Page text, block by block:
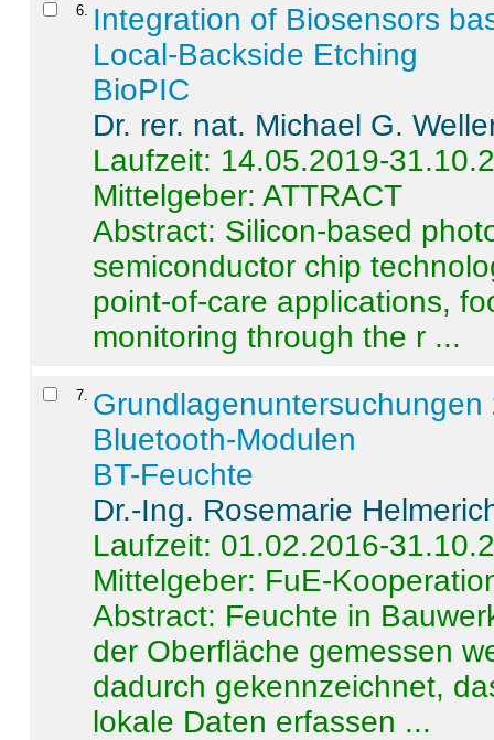
6
Integration of Biosensors
Local-Backside Etching
BioPIC
Dr. rer. nat. Michael G.
Laufzeit: 14.05.2019-
Mittelgeber: ATTRACT
Abstract: Silicon-based
semiconductor chip
point-of-care applications,
monitoring through the r ...
7
Bluetooth-Modulen
BT-Feuchte
Dr.-Ing. Rosemarie
Laufzeit: 01.02.2016-
Mittelgeber: FuE-
Abstract: Feuchte in
der Oberfläche gemessen
dadurch gekennzeichnet,
lokale Daten erfassen ...